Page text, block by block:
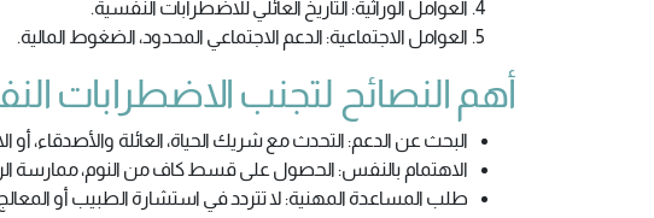
العوامل الوراثية: التاريخ العائلي للاضطرابات النفسية.
العوامل الاجتماعية: الدعم الاجتماعي المحدود، الضغوط المالية.
أهم النصائح لتجنب الاضطرابات
البحث عن الدعم: التحدث مع شريك الحياة، العائلة والأصدقاء،
الاهتمام بالنفس: الحصول على قسط كاف من النوم، ممارسة
طلب المساعدة المهنية: لا تتردد في استشارة الطبيب أو